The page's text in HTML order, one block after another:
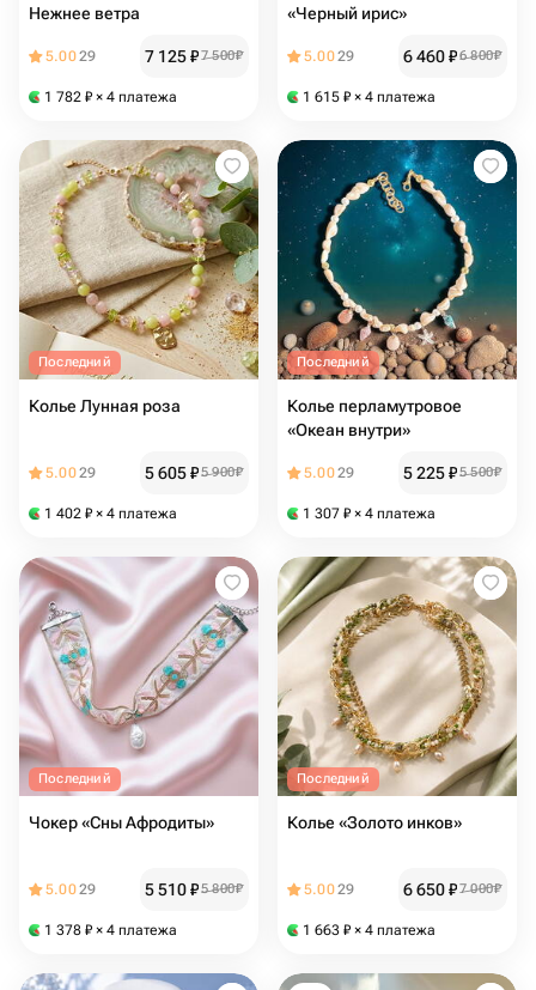
Нежнее ветра
5.0029 7 125₽7 500₽
1 782 ₽ × 4 платежа
«Черный ирис»
5.0029 6 460₽6 800₽
1 615 ₽ × 4 платежа
Последний
Колье Лунная роза
5.0029 5 605₽5 900₽
1 402 ₽ × 4 платежа
Последний
Колье перламутровое
«Океан внутри»
5.0029 5 225₽5 500₽
1 307 ₽ × 4 платежа
Последний
Чокер «Сны Афродиты»
5.0029 5 510₽5 800₽
1 378 ₽ × 4 платежа
Последний
Колье «Золото инков»
5.0029 6 650₽7 000₽
1 663 ₽ × 4 платежа